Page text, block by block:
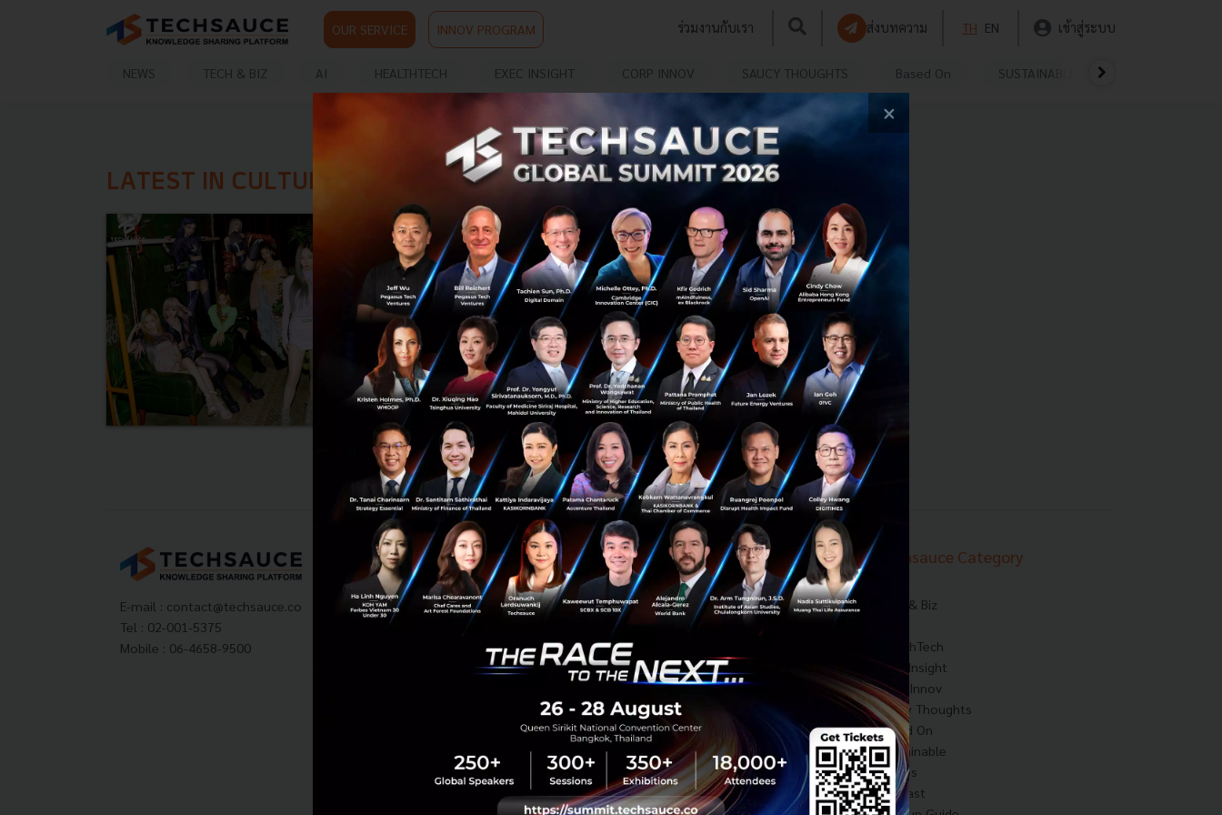
OUR SERVICE INNOV PROGRAM ร่วมงานกับเรา ส่งบทความ TH EN เข้าสู่ระบบ
NEWS TECH & BIZ AI HEALTHTECH EXEC INSIGHT CORP INNOV SAUCY THOUGHTS Based On SUSTAINABLE
LATEST IN CULTURE TECHNOLOGY
SM Entertainment ร่วมกับ KAIST พัฒนา
เทคโนโลยี Metaverse ผสานโลกจริงกับโลกเสมือนไว้
ด้วยกัน หนุน K-Pop สร้างปรากฎการณ์ระดับโลก
บริษัท SM Entertainment ได้ประกาศเซ็นสัญญา MOU เพื่อ
ดำเนินการวิจัยโลก Metaverse ที่สำนักงานใหญ่ KAIST ในเมือง
แทจอน โดยมี อี ซูมาน ผู้ก่อตั้งบริษัท SM, ซีอีโอ อี ซองซู และอี
กวังฮยอ...
มิถุนายน 24, 2021| ByTechsauce Team
25
News Metaverse metaverse SM Entertainment
culture technology
E-mail : contact@techsauce.co
Tel : 02-001-5375
Mobile : 06-4658-9500
Techsauce Media
About Techsauce
Techsauce Services
Privacy Policy
Techsauce Global Summit
Trending Tags
Corporate Innovation
Digital Transformation
E-Commerce
Startup
Technology
Techsauce Category
Tech & Biz
HealthTech
Exec Insight
Corp Innov
Saucy Thoughts
Based On
Sustainable
Videos
Podcast
×